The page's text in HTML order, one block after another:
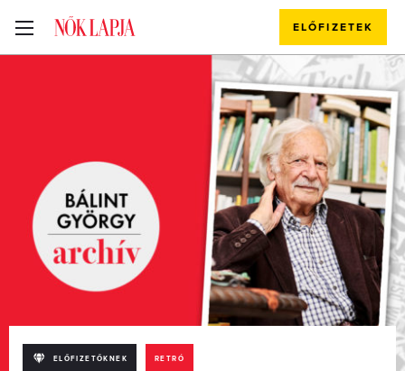
ELŐFIZETEK
ELŐFIZETŐKNEK RETRÓ